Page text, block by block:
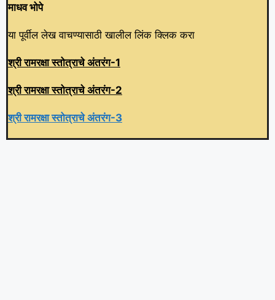
माधव भोपे
या पूर्वील लेख वाचण्यासाठी खालील लिंक क्लिक करा
श्री रामरक्षा स्तोत्राचे अंतरंग-1
श्री रामरक्षा स्तोत्राचे अंतरंग-2
श्री रामरक्षा स्तोत्राचे अंतरंग-3